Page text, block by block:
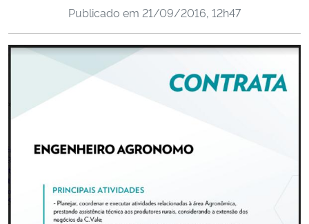
Ministério da Cidadania
Ministério da Saúde
Ministério de Minas e Energia
Ministério da Ciência, Tecnologia, Inovações e Comunicações
Ministério do Meio Ambiente
Ministério do Turismo
Publicado em 21/09/2016, 12h47